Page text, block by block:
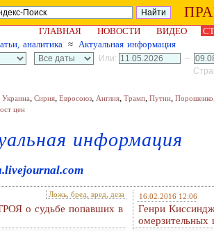
ГЛАВНАЯ НОВОСТИ ВИДЕО
аналитика ≈ Актуальная информация
Или:
–
Украина, Сирия, Евросоюз, Англия, Трамп, Путин, Порошенко
цен
информация
Ложь, бред, вред, деза
о судьбе попавших в
16.02.2016 12:06
Генри
омерзительных